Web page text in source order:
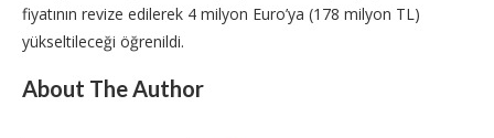
fiyatının revize edilerek 4 milyon Euro’ya (178 milyon TL)
yükseltileceği öğrenildi.
About The Author